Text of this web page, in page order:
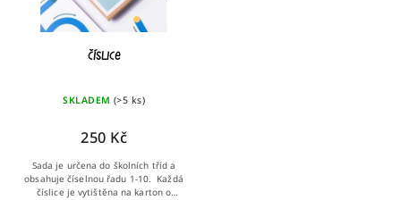
Číslice
SKLADEM (>5 ks)
250 Kč
Sada je určena do školních tříd a
obsahuje číselnou řadu 1-10. Každá
číslice je vytištěna na karton o